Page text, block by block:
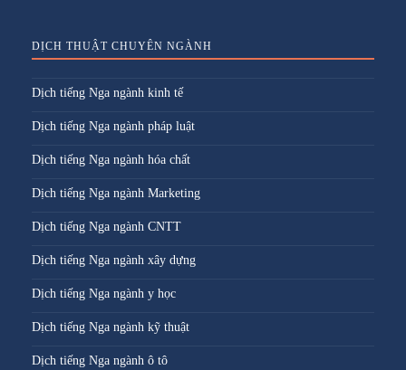
DỊCH THUẬT CHUYÊN NGÀNH
Dịch tiếng Nga ngành kinh tế
Dịch tiếng Nga ngành pháp luật
Dịch tiếng Nga ngành hóa chất
Dịch tiếng Nga ngành Marketing
Dịch tiếng Nga ngành CNTT
Dịch tiếng Nga ngành xây dựng
Dịch tiếng Nga ngành y học
Dịch tiếng Nga ngành kỹ thuật
Dịch tiếng Nga ngành ô tô